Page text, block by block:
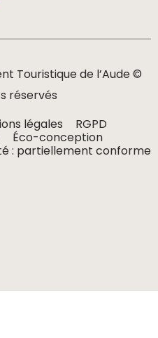
Touristique de l’Aude ©
réservés
légales
RGPD
Éco-conception
: partiellement conforme